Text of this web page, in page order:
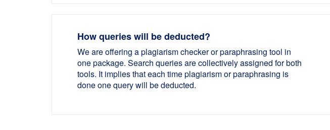
How queries will be deducted?
We are offering a plagiarism checker or paraphrasing tool in
one package. Search queries are collectively assigned for both
tools. It implies that each time plagiarism or paraphrasing is
done one query will be deducted.